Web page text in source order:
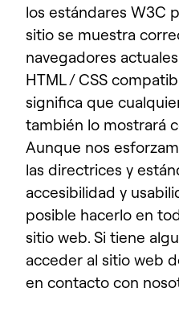
los estándares W3C
sitio se muestra
navegadores
HTML / CSS
significa que
también lo mostrará
Aunque nos
las directrices y
accesibilidad y
posible hacerlo en
sitio web. Si tiene
acceder al sitio web
en contacto con